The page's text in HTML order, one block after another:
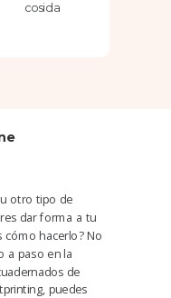
cosida
u otro tipo de
dar forma a tu
hacerlo? No
a paso en la
de
puedes